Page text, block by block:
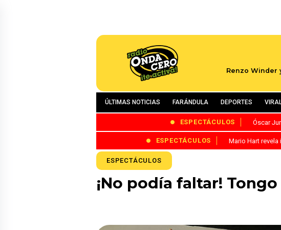
Renzo Winder
ÚLTIMAS NOTICIAS FARÁNDULA DEPORTES
ESPECTÁCULOS Óscar
ESPECTÁCULOS Mario Hart
ESPECTÁCULOS
¡No podía faltar!